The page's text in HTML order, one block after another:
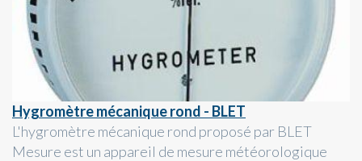
Hygromètre mécanique rond - BLET
L'hygromètre mécanique rond proposé par BLET
Mesure est un appareil de mesure météorologique